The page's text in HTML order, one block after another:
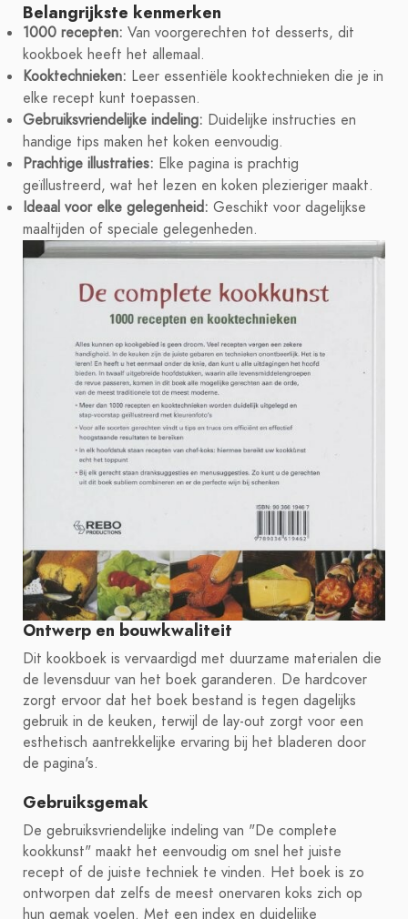
Belangrijkste kenmerken
1000 recepten: Van voorgerechten tot desserts, dit
kookboek heeft het allemaal.
Kooktechnieken: Leer essentiële kooktechnieken die je in
elke recept kunt toepassen.
Gebruiksvriendelijke indeling: Duidelijke instructies en
handige tips maken het koken eenvoudig.
Prachtige illustraties: Elke pagina is prachtig
geïllustreerd, wat het lezen en koken plezieriger maakt.
Ideaal voor elke gelegenheid: Geschikt voor dagelijkse
maaltijden of speciale gelegenheden.
Ontwerp en bouwkwaliteit
Dit kookboek is vervaardigd met duurzame materialen die
de levensduur van het boek garanderen. De hardcover
zorgt ervoor dat het boek bestand is tegen dagelijks
gebruik in de keuken, terwijl de lay-out zorgt voor een
esthetisch aantrekkelijke ervaring bij het bladeren door
de pagina's.
Gebruiksgemak
De gebruiksvriendelijke indeling van "De complete
kookkunst" maakt het eenvoudig om snel het juiste
recept of de juiste techniek te vinden. Het boek is zo
ontworpen dat zelfs de meest onervaren koks zich op
hun gemak voelen. Met een index en duidelijke